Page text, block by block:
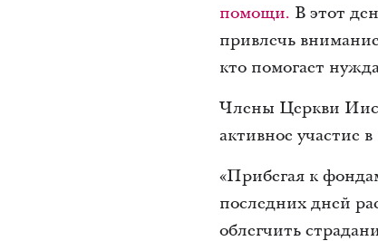
помощи. В этот
привлечь
кто помогает
Члены Церкви
активное
«Прибегая к
последних дней
облегчить